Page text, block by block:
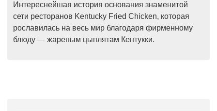
Интереснейшая история основания знаменитой
сети ресторанов Kentucky Fried Chicken, которая
рославилась на весь мир благодаря фирменному
блюду — жареным цыплятам Кентукки.